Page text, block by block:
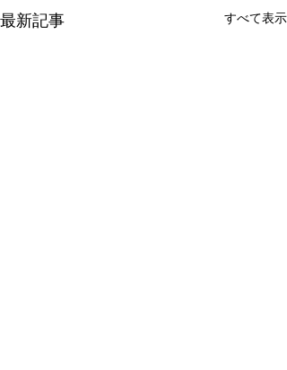
最新記事 すべて表示